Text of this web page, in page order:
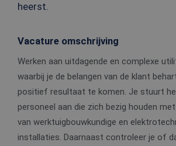
heerst.
Vacature omschrijving
Werken aan uitdagende en complexe
waarbij je de belangen van de klant
positief resultaat te komen. Je stuurt
personeel aan die zich bezig houden
van werktuigbouwkundige en
installaties. Daarnaast controleer je of